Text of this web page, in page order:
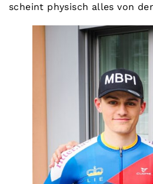
scheint physisch alles von